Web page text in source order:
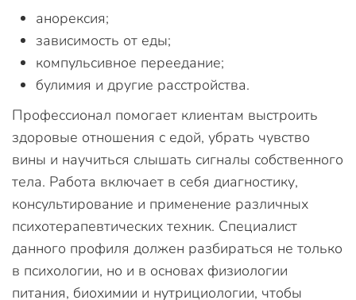
анорексия;
зависимость от еды;
компульсивное переедание;
булимия и другие расстройства.
Профессионал помогает клиентам выстроить
здоровые отношения с едой, убрать чувство
вины и научиться слышать сигналы собственного
тела. Работа включает в себя диагностику,
консультирование и применение различных
психотерапевтических техник. Специалист
данного профиля должен разбираться не только
в психологии, но и в основах физиологии
питания, биохимии и нутрициологии, чтобы